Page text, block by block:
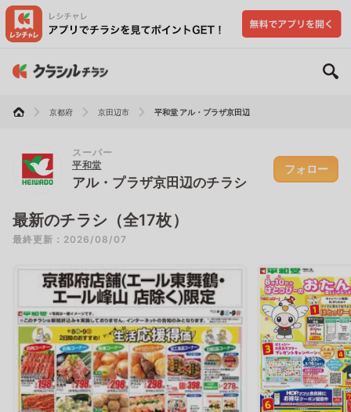
京都府 京田辺市 平和堂 アル・プラザ京田辺
スーパー
平和堂
アル・プラザ京田辺のチラシ
フォロー
最新のチラシ（全17枚）
最終更新：2026/08/07